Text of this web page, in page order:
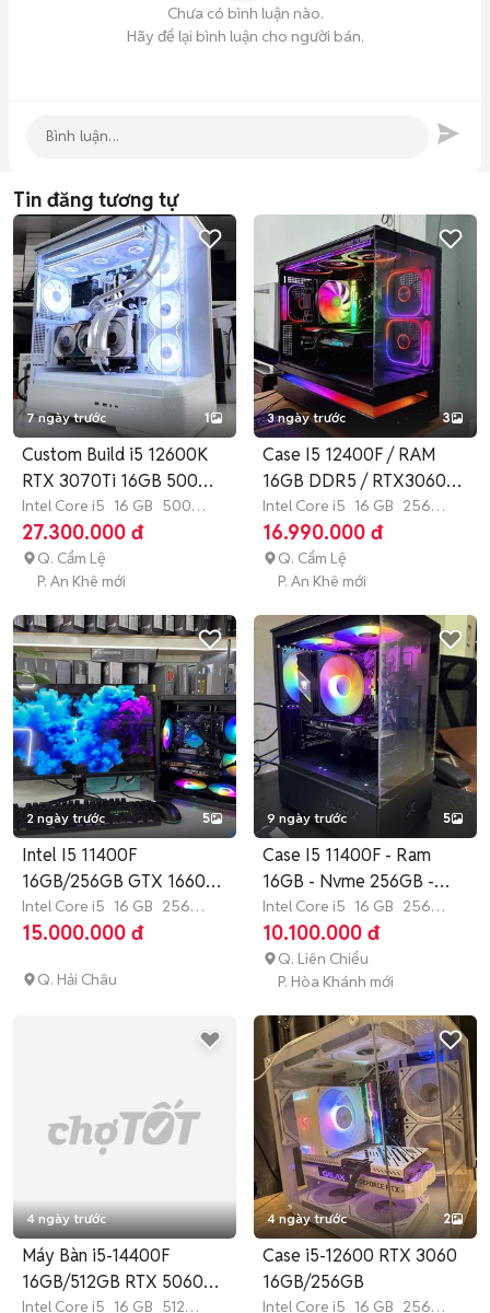
Chưa có bình luận nào.
Hãy để lại bình luận cho người bán.
Tin đăng tương tự
7 ngày trước 1
Custom Build i5 12600K
RTX 3070Ti 16GB 500GB
SSD
Intel Core i5 16 GB 500
GB SSD
27.300.000 đ
Q. Cẩm Lệ
P. An Khê mới
3 ngày trước 3
Case I5 12400F / RAM
16GB DDR5 / RTX3060TI
3FAN
Intel Core i5 16 GB 256
GB SSD
16.990.000 đ
Q. Cẩm Lệ
P. An Khê mới
2 ngày trước 5
Intel I5 11400F
16GB/256GB GTX 1660S
Duan 24 inch
Intel Core i5 16 GB 256
GB SSD
15.000.000 đ
Q. Hải Châu
9 ngày trước 5
Case I5 11400F - Ram
16GB - Nvme 256GB -
GTX 1660S
Intel Core i5 16 GB 256
GB SSD
10.100.000 đ
Q. Liên Chiểu
P. Hòa Khánh mới
4 ngày trước
Máy Bàn i5-14400F
16GB/512GB RTX 5060
24 inch
Intel Core i5 16 GB 512
4 ngày trước 2
Case i5-12600 RTX 3060
16GB/256GB
Intel Core i5 16 GB 256